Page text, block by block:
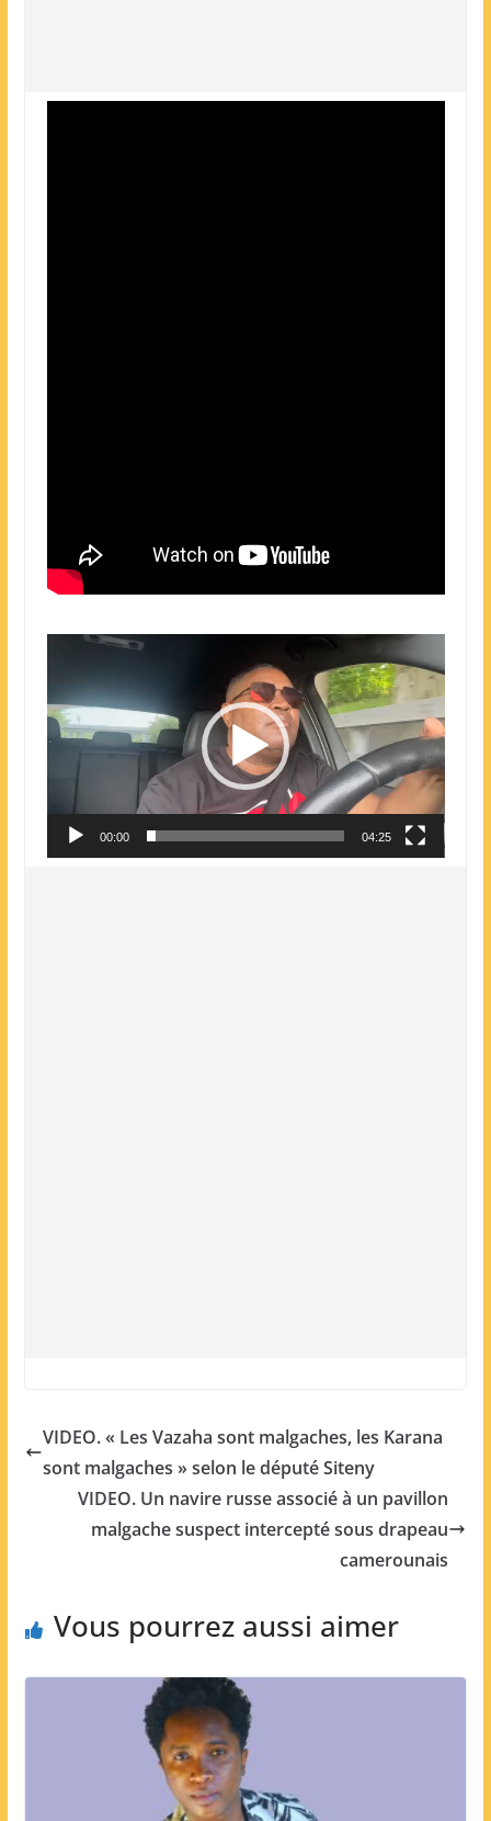
Lecteur
vidéo
00:00 04:25
VIDEO. « Les Vazaha sont malgaches, les Karana
sont malgaches » selon le député Siteny
VIDEO. Un navire russe associé à un pavillon
malgache suspect intercepté sous drapeau
camerounais
Vous pourrez aussi aimer